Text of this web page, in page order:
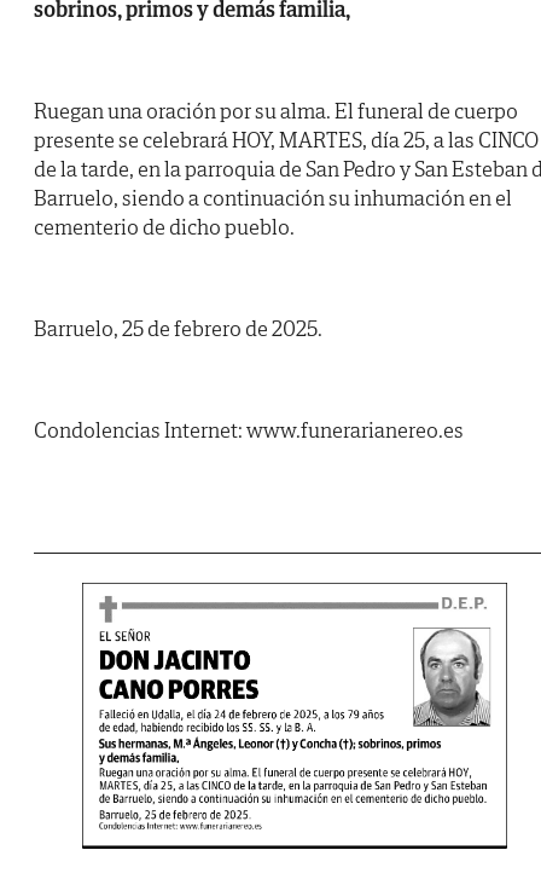
sobrinos, primos y demás familia,
Ruegan una oración por su alma. El funeral de cuerpo
presente se celebrará HOY, MARTES, día 25, a las CINCO
de la tarde, en la parroquia de San Pedro y San Esteban
Barruelo, siendo a continuación su inhumación en el
cementerio de dicho pueblo.
Barruelo, 25 de febrero de 2025.
Condolencias Internet: www.funerarianereo.es